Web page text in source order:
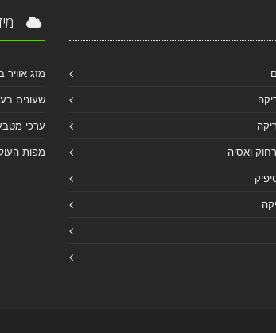
ואסיה
מזג אוויר
שעונים
ערכי
מפות